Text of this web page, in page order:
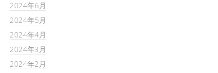
2024年6月
2024年5月
2024年4月
2024年3月
2024年2月